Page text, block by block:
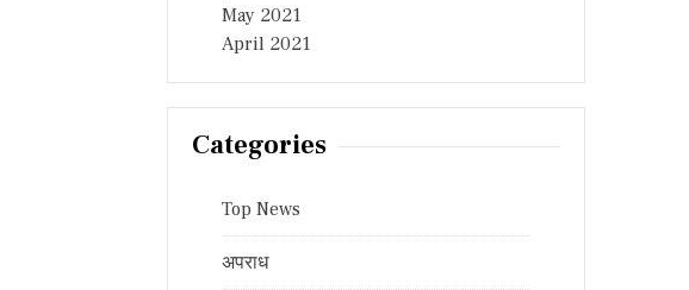
May 2021
April 2021
Categories
Top News
अपराध